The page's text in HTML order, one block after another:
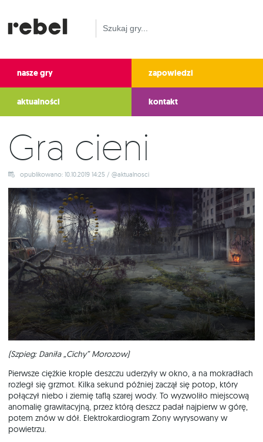
nasze gry zapowiedzi
aktualności kontakt
Gra cieni
opublikowano: 10.10.2019 14:25 / @aktualnosci
(Szpieg: Daniła „Cichy” Morozow)
Pierwsze ciężkie krople deszczu uderzyły w okno, a na mokradłach
rozległ się grzmot. Kilka sekund później zaczął się potop, który
połączył niebo i ziemię taflą szarej wody. To wyzwoliło miejscową
anomalię grawitacyjną, przez którą deszcz padał najpierw w górę,
potem znów w dół. Elektrokardiogram Zony wyrysowany w
powietrzu.